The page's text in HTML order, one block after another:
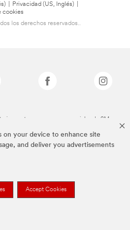
on your device to enhance site
and deliver you advertisements
Accept Cookies
Privacidad (US, Inglés)
cookies
los derechos reservados..
son marcas comerciales de 3M.